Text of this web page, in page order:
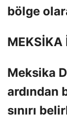
bölge
MEKSİKA
Meksika
ardından
sınırı